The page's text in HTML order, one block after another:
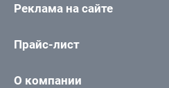
Реклама на сайте
Прайс-лист
О компании